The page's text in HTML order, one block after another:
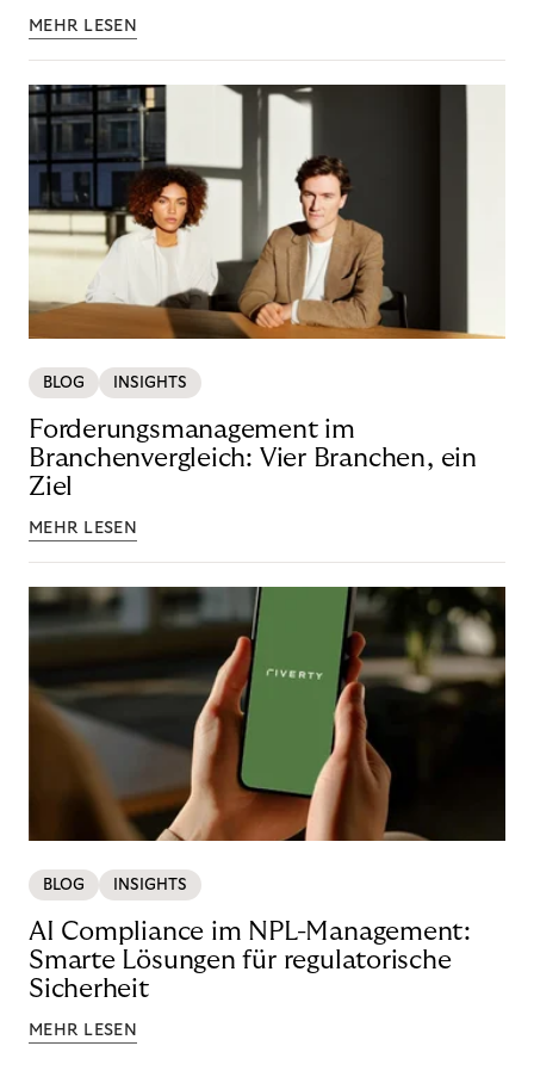
MEHR LESEN
BLOG INSIGHTS
Forderungsmanagement im
Branchenvergleich: Vier Branchen, ein
Ziel
MEHR LESEN
BLOG INSIGHTS
AI Compliance im NPL-Management:
Smarte Lösungen für regulatorische
Sicherheit
MEHR LESEN